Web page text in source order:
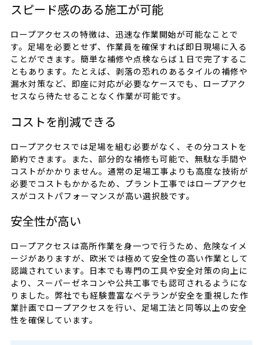
スピード感のある施工が可能
ロープアクセスの特徴は、迅速な作業開始が可能なことで
す。足場を必要とせず、作業員を確保すれば即日現場に入る
ことができます。簡単な補修や点検ならば１日で完了するこ
ともあります。たとえば、剥落の恐れのあるタイルの補修や
漏水対策など、即座に対応が必要なケースでも、ロープアク
セスなら待たせることなく作業が可能です。
コストを削減できる
ロープアクセスでは足場を組む必要がなく、その分コストを
節約できます。また、部分的な補修も可能で、無駄な手間や
コストがかかりません。通常の足場工事よりも高度な技術が
必要でコストもかかるため、プラント工事ではロープアクセ
スがコストパフォーマンスが高い選択肢です。
安全性が高い
ロープアクセスは高所作業を身一つで行うため、危険なイメ
ージがありますが、欧米では極めて安全性の高い作業として
認識されています。日本でも専門の工具や安全対策の向上に
より、スーパーゼネコンや公共工事でも認可されるようにな
りました。弊社でも経験豊富なベテランが安全を重視した作
業計画でロープアクセスを行い、足場工法と同等以上の安全
性を確保しています。